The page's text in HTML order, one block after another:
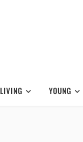
LIVING YOUNG